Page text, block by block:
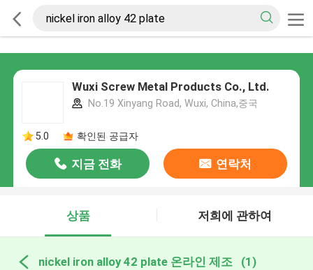
Wuxi Screw Metal Products Co., Ltd.
No.19 Xinyang Road, Wuxi, China,중국
5.0 확인된 공급자
지금 전화 연락처
상품 저희에 관하여
nickel iron alloy 42 plate 온라인 제조 (1)